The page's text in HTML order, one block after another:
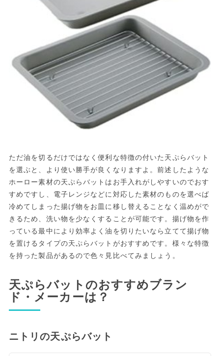
ただ油を切るだけではなく便利な特徴の付いた天ぷらバット
を選ぶと、より使い勝手が良くなりますよ。前述したような
ホーロー素材の天ぷらバットはお手入れがしやすいのでおす
すめですし、電子レンジなどに対応した素材のものを選べば
冷めてしまった揚げ物をお皿に移し替えることなく温めがで
きるため、洗い物を少なくすることが可能です。揚げ物を作
っている最中により効率よく油を切りたいなら立てて揚げ物
を置けるタイプの天ぷらバットがおすすめです。様々な特徴
を持った製品があるので色々見比べてみましょう。
天ぷらバットのおすすめブラン
ド・メーカーは？
ニトリの天ぷらバット